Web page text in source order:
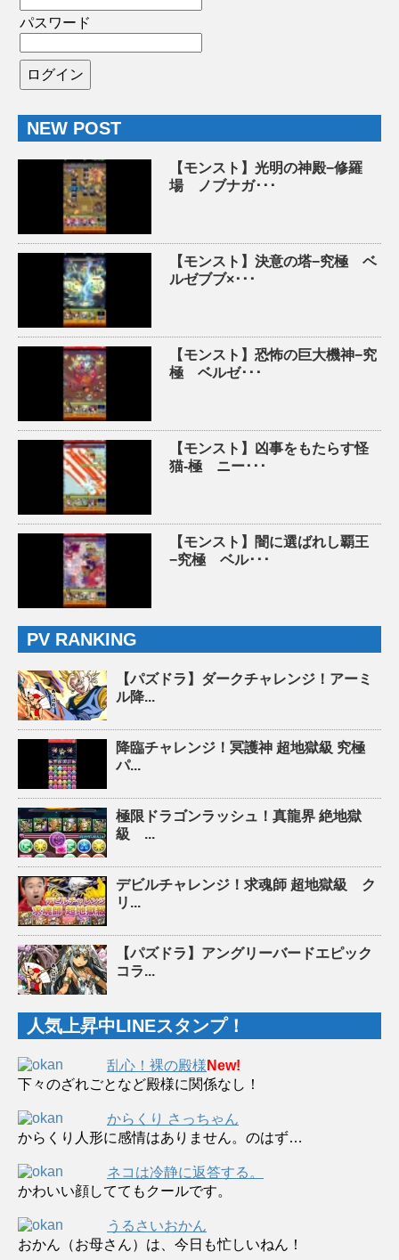
パスワード
NEW POST
【モンスト】光明の神殿−修羅
場 ノブナガ･･･
【モンスト】決意の塔−究極 ベ
ルゼブブ×･･･
【モンスト】恐怖の巨大機神−究
極 ベルゼ･･･
【モンスト】凶事をもたらす怪
猫-極 ニー･･･
【モンスト】闇に選ばれし覇王
−究極 ベル･･･
PV RANKING
【パズドラ】ダークチャレンジ！アーミ
ル降...
降臨チャレンジ！冥護神 超地獄級 究極
パ...
極限ドラゴンラッシュ！真龍界 絶地獄
級 ...
デビルチャレンジ！求魂師 超地獄級 ク
リ...
【パズドラ】アングリーバードエピック
コラ...
人気上昇中LINEスタンプ！
乱心！裸の殿様 New!
下々のざれごとなど殿様に関係なし！
からくり さっちゃん
からくり人形に感情はありません。のはず…
ネコは冷静に返答する。
かわいい顔しててもクールです。
うるさいおかん
おかん（お母さん）は、今日も忙しいねん！